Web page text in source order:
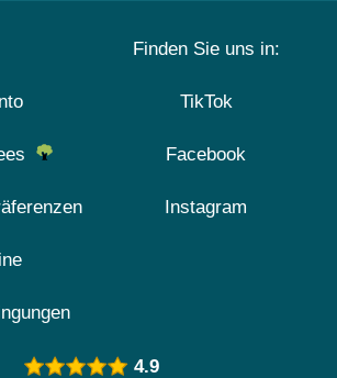
Finden Sie uns in:
TikTok
Facebook
Instagram
4.9